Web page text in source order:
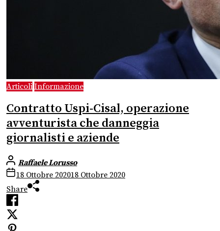
Articoli Informazione
Contratto Uspi-Cisal, operazione
avventurista che danneggia
giornalisti e aziende
Raffaele Lorusso
18 Ottobre 202018 Ottobre 2020
Share